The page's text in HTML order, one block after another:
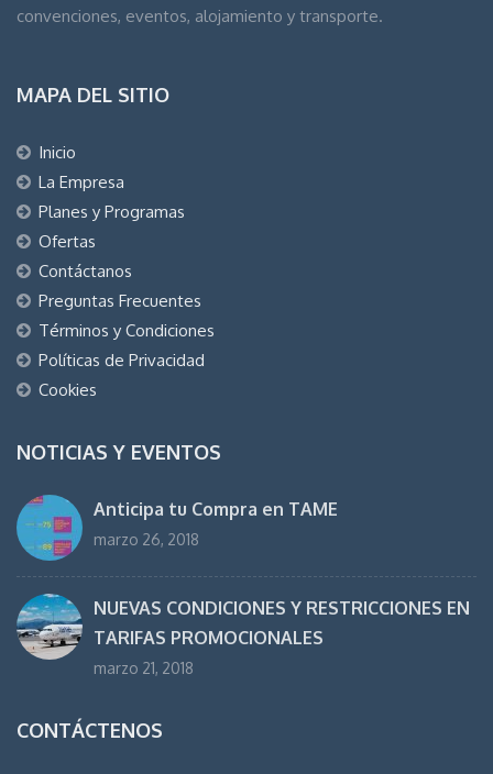
convenciones, eventos, alojamiento y transporte.
MAPA DEL SITIO
Inicio
La Empresa
Planes y Programas
Ofertas
Contáctanos
Preguntas Frecuentes
Términos y Condiciones
Políticas de Privacidad
Cookies
NOTICIAS Y EVENTOS
Anticipa tu Compra en TAME
marzo 26, 2018
NUEVAS CONDICIONES Y RESTRICCIONES EN
TARIFAS PROMOCIONALES
marzo 21, 2018
CONTÁCTENOS